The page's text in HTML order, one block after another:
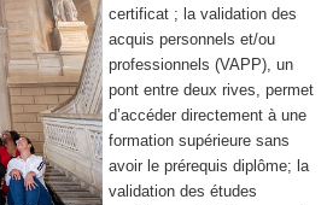
certificat ; la validation des
acquis personnels et/ou
professionnels (VAPP), un
pont entre deux rives, permet
d’accéder directement à une
formation supérieure sans
avoir le prérequis diplôme; la
validation des études